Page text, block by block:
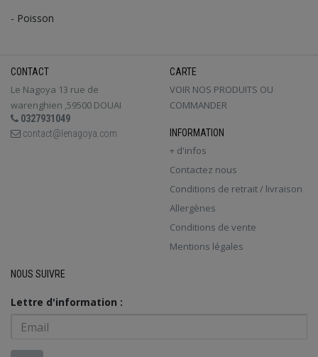
- Poisson
CONTACT
Le Nagoya 13 rue de
warenghien ,59500 DOUAI
0327931049
contact@lenagoya.com
CARTE
VOIR NOS PRODUITS OU
COMMANDER
INFORMATION
+ d'infos
Contactez nous
Conditions de retrait / livraison
Allergènes
Conditions de vente
Mentions légales
NOUS SUIVRE
Lettre d'information :